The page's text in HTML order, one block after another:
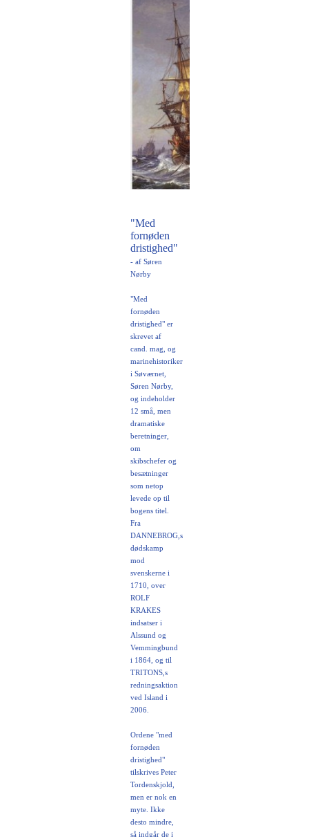
"Med
fornøden
dristighed"
- af Søren
Nørby
"Med
fornøden
dristighed" er
skrevet af
cand. mag, og
marinehistoriker
i Søværnet,
Søren Nørby,
og indeholder
12 små, men
dramatiske
beretninger,
om
skibschefer og
besætninger
som netop
levede op til
bogens titel.
Fra
DANNEBROG,s
dødskamp
mod
svenskerne i
1710, over
ROLF
KRAKES
indsatser i
Alssund og
Vemmingbund
i 1864, og til
TRITONS,s
redningsaktion
ved Island i
2006.
Ordene "med
fornøden
dristighed"
tilskrives Peter
Tordenskjold,
men er nok en
myte. Ikke
desto mindre,
så indgår de i